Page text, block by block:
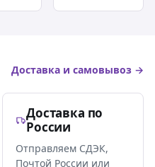
Доставка и самовывоз →
Доставка по
России
Отправляем СДЭК,
Почтой России или